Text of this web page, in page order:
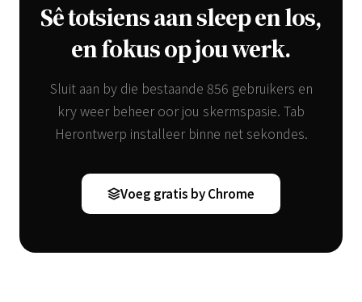
Sê totsiens aan sleep en los,
en fokus op jou werk.
Sluit aan by die bestaande 856 gebruikers en
kry weer beheer oor jou skermspasie. Tab
Herontwerp installeer binne net sekondes.
Voeg gratis by Chrome